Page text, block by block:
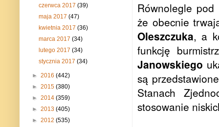
Równolegle pod
że obecnie
Oleszczuka, a
funkcję
Janowskiego
są
Stanach
stosowanie
czerwca 2017(39)
maja 2017(47)
kwietnia 2017(36)
marca 2017(34)
lutego 2017(34)
stycznia 2017(34)
► 2016 (442)
► 2015 (380)
► 2014 (359)
► 2013 (405)
► 2012 (535)